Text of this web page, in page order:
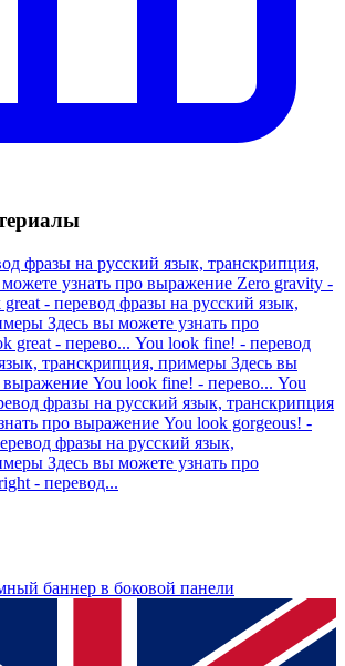
фразы на русский язык, транскрипция,
узнать про выражение Zero gravity -
- перевод фразы на русский язык,
Здесь вы можете узнать про
great - перево... You look fine! - перевод
транскрипция, примеры Здесь вы
выражение You look fine! - перево... You
фразы на русский язык, транскрипция
про выражение You look gorgeous! -
фразы на русский язык,
Здесь вы можете узнать про
- перевод...